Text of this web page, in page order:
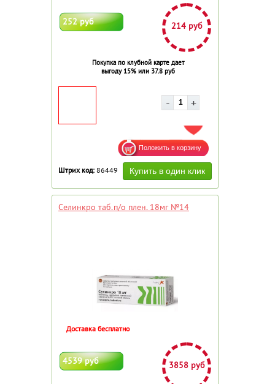
252 руб 214 руб
Покупка по клубной карте дает
выгоду 15% или 37.8 руб
ДОБАВИТЬ В ИЗБРАННОЕ
Штрих код: 86449
Селинкро таб.п/о плен. 18мг №14
4539 руб 3858 руб
Доставка бесплатно